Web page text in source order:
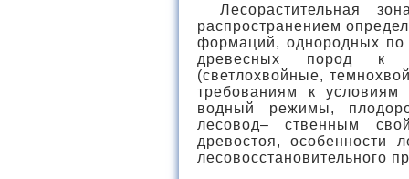
Лесорастительная
распространением
формаций, однородных по
древесных пород к
(светлохвойные,
требованиям к условиям
водный режимы,
лесовод– ственным
древостоя, особенности
лесовосстановительного